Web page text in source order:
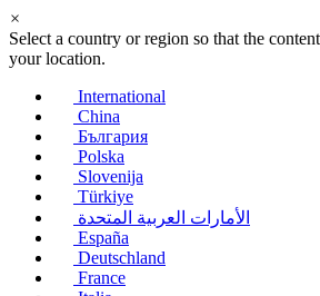
×
Select a country or region so that the
your location.
International
China
България
Polska
Slovenija
Türkiye
الأمارات العربية المتحدة
España
Deutschland
France